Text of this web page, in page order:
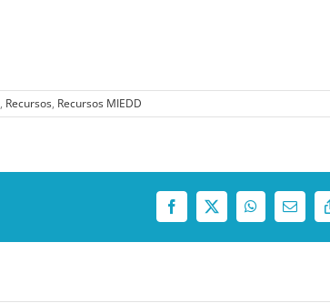
, Recursos, Recursos MIEDD
Facebook
X WhatsAppCorreo